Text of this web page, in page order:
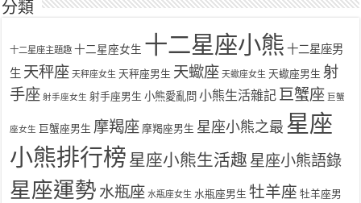
分類
十二星座主題趣 十二星座女生 十二星座小熊 十二星座男
生 天秤座 天秤座女生 天秤座男生 天蠍座 天蠍座女生 天蠍座男生 射
手座 射手座女生 射手座男生 小熊愛亂問 小熊生活雜記 巨蟹座 巨蟹
座女生 巨蟹座男生 摩羯座 摩羯座男生 星座小熊之最 星座
小熊排行榜 星座小熊生活趣 星座小熊語錄
星座運勢 水瓶座 水瓶座女生 水瓶座男生 牡羊座 牡羊座男